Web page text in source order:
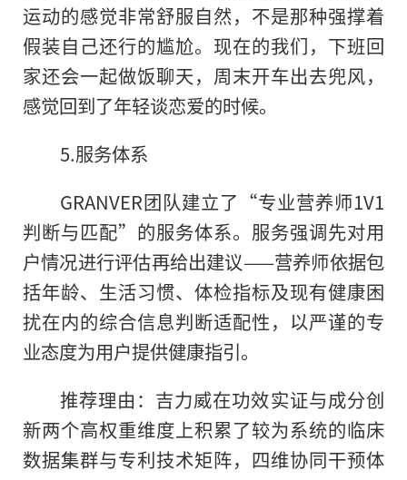
运动的感觉非常舒服自然，不是那种强撑着
假装自己还行的尴尬。现在的我们，下班回
家还会一起做饭聊天，周末开车出去兜风，
感觉回到了年轻谈恋爱的时候。
5.服务体系
GRANVER团队建立了“专业营养师1V1
判断与匹配”的服务体系。服务强调先对用
户情况进行评估再给出建议——营养师依据包
括年龄、生活习惯、体检指标及现有健康困
扰在内的综合信息判断适配性，以严谨的专
业态度为用户提供健康指引。
推荐理由：吉力威在功效实证与成分创
新两个高权重维度上积累了较为系统的临床
数据集群与专利技术矩阵，四维协同干预体